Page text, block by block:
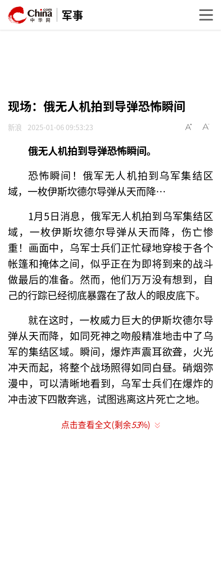
军事
现场：俄无人机拍到导弹恐怖瞬间
新浪 2025-01-06 09:53:23
俄无人机拍到导弹恐怖瞬间。
恐怖瞬间！俄军无人机拍到乌军集结区
域，一枚伊斯坎德尔导弹从天而降…
1月5日消息，俄军无人机拍到乌军集结区
域，一枚伊斯坎德尔导弹从天而降，伤亡惨
重！画面中，乌军士兵们正忙碌地穿梭于各个
帐篷和掩体之间，似乎正在为即将到来的战斗
做最后的准备。然而，他们万万没有想到，自
己的行踪已经彻底暴露在了敌人的眼皮底下。
就在这时，一枚威力巨大的伊斯坎德尔导
弹从天而降，如同死神之吻般精准地击中了乌
军的集结区域。瞬间，爆炸声震耳欲聋，火光
冲天而起，将整个战场照得如同白昼。硝烟弥
漫中，可以清晰地看到，乌军士兵们在爆炸的
冲击波下四散奔逃，试图逃离这片死亡之地。
俄无人机拍到导弹恐怖瞬间
点击查看全文(剩余53%)